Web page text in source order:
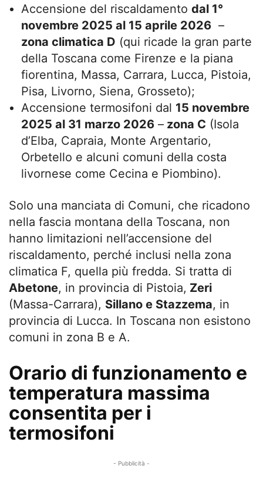
Accensione del riscaldamento dal 1°
novembre 2025 al 15 aprile 2026 –
zona climatica D (qui ricade la gran parte
della Toscana come Firenze e la piana
fiorentina, Massa, Carrara, Lucca, Pistoia,
Pisa, Livorno, Siena, Grosseto);
Accensione termosifoni dal 15 novembre
2025 al 31 marzo 2026 – zona C (Isola
d’Elba, Capraia, Monte Argentario,
Orbetello e alcuni comuni della costa
livornese come Cecina e Piombino).
Solo una manciata di Comuni, che ricadono
nella fascia montana della Toscana, non
hanno limitazioni nell’accensione del
riscaldamento, perché inclusi nella zona
climatica F, quella più fredda. Si tratta di
Abetone, in provincia di Pistoia, Zeri
(Massa-Carrara), Sillano e Stazzema, in
provincia di Lucca. In Toscana non esistono
comuni in zona B e A.
Orario di funzionamento e
temperatura massima
consentita per i
termosifoni
- Pubblicità -